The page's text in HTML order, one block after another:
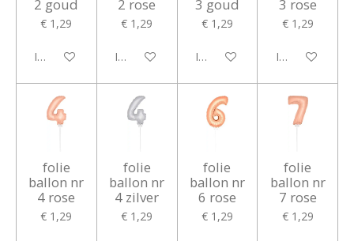
2 goud
€ 1,29
In winkelwagen
2 rose
€ 1,29
In winkelwagen
3 goud
€ 1,29
In winkelwagen
3 rose
€ 1,29
In winkelwagen
folie
ballon nr
4 rose
€ 1,29
folie
ballon nr
4 zilver
€ 1,29
folie
ballon nr
6 rose
€ 1,29
folie
ballon nr
7 rose
€ 1,29